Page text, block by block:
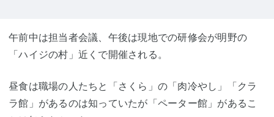
午前中は担当者会議、午後は現地での研修会が明野の
「ハイジの村」近くで開催される。
昼食は職場の人たちと「さくら」の「肉冷やし」「クラ
ラ館」があるのは知っていたが「ペーター館」があるこ